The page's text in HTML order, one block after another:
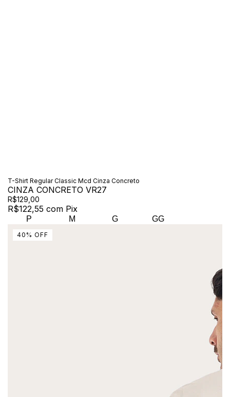
T-Shirt Regular Classic Mcd Cinza Concreto
CINZA CONCRETO VR27
R$129,00
R$122,55 com Pix
P M G GG
40 % OFF